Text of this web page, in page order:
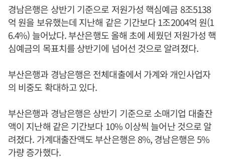
경남은행은 상반기 기준으로 저원가성 핵심예금 8조5138
억 원을 보유했는데 지난해 같은 기간보다 1조2004억 원(1
6.4%) 늘어났다. 부산은행도 올해 초에 세웠던 저원가성 핵
심예금의 목표치를 상반기에 넘어선 것으로 알려졌다.
부산은행과 경남은행은 전체대출에서 가계와 개인사업자
의 비중도 확대하고 있다.
부산은행과 경남은행은 상반기 기준으로 소매기업 대출잔
액이 지난해 같은 기간보다 10% 이상씩 늘어난 것으로 알
려졌다. 가계대출잔액도 부산은행은 8%, 경남은행은 5%
가량 증가했다.